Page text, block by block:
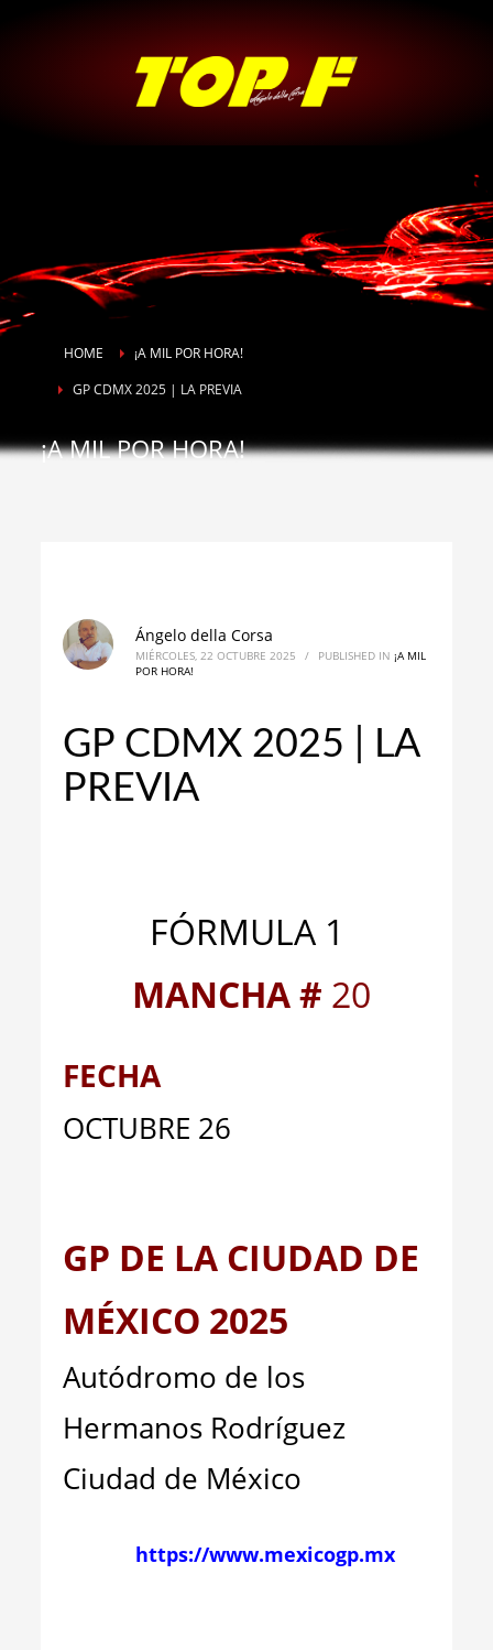
HOME
¡A MIL POR HORA!
GP CDMX 2025 | LA PREVIA
¡A MIL POR HORA!
Ángelo della Corsa
MIÉRCOLES, 22 OCTUBRE 2025 / PUBLISHED IN¡A MIL
POR HORA!
GP CDMX 2025 | LA
PREVIA
FÓRMULA 1
MANCHA # 20
FECHA
OCTUBRE 26
GP DE LA CIUDAD DE
MÉXICO 2025
Autódromo de los
Hermanos Rodríguez
Ciudad de México
https://www.mexicogp.mx